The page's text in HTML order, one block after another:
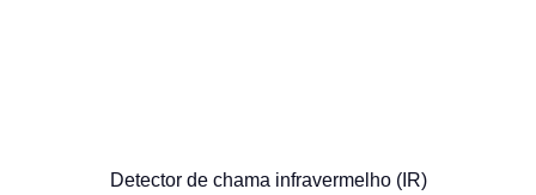
Detector de chama infravermelho (IR)